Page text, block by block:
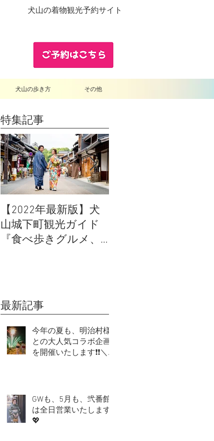
犬山の着物観光予約サイト
犬山の歩き方 その他
特集記事
【2022年最新版】犬
山城下町観光ガイド
『食べ歩きグルメ、
最新記事
今年の夏も、明治村様
との大人気コラボ企画
を開催いたします❗❗＼
GWも、5月も、弐番館
は全日営業いたします
💖